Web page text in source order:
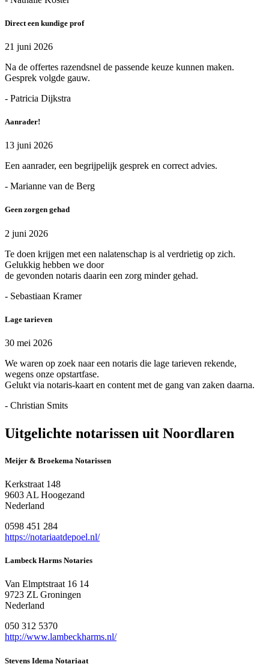
Direct een kundige prof
21 juni 2026
Na de offertes razendsnel de passende keuze kunnen maken.
Gesprek volgde gauw.
- Patricia Dijkstra
Aanrader!
13 juni 2026
Een aanrader, een begrijpelijk gesprek en correct advies.
- Marianne van de Berg
Geen zorgen gehad
2 juni 2026
Te doen krijgen met een nalatenschap is al verdrietig op zich.
Gelukkig hebben we door
de gevonden notaris daarin een zorg minder gehad.
- Sebastiaan Kramer
Lage tarieven
30 mei 2026
We waren op zoek naar een notaris die lage tarieven rekende,
wegens onze opstartfase.
Gelukt via notaris-kaart en content met de gang van zaken daarna.
- Christian Smits
Uitgelichte notarissen uit Noordlaren
Meijer & Broekema Notarissen
Kerkstraat 148
9603 AL Hoogezand
Nederland
0598 451 284
https://notariaatdepoel.nl/
Lambeck Harms Notaries
Van Elmptstraat 16 14
9723 ZL Groningen
Nederland
050 312 5370
http://www.lambeckharms.nl/
Stevens Idema Notariaat